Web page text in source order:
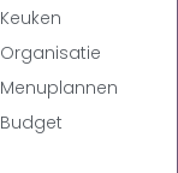
Keuken
Organisatie
Menuplannen
Budget